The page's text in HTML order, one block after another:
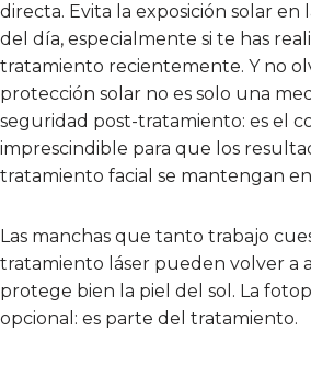
directa. Evita la exposición solar en
del día, especialmente si te has
tratamiento recientemente. Y no
protección solar no es solo una
seguridad post-tratamiento: es el
imprescindible para que los
tratamiento facial se mantengan
Las manchas que tanto trabajo
tratamiento láser pueden volver a
protege bien la piel del sol. La
opcional: es parte del tratamiento.